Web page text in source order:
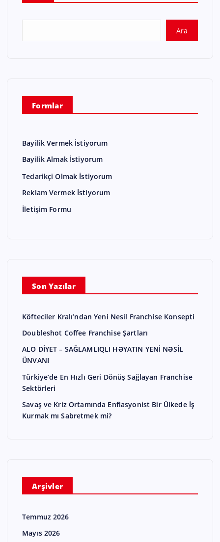
Ara
Formlar
Bayilik Vermek İstiyorum
Bayilik Almak İstiyorum
Tedarikçi Olmak İstiyorum
Reklam Vermek İstiyorum
İletişim Formu
Son Yazılar
Köfteciler Kralı’ndan Yeni Nesil Franchise Konsepti
Doubleshot Coffee Franchise Şartları
ALO DİYET – SAĞLAMLIQLI HƏYATIN YENİ NƏSİL
ÜNVANI
Türkiye’de En Hızlı Geri Dönüş Sağlayan Franchise
Sektörleri
Savaş ve Kriz Ortamında Enflasyonist Bir Ülkede İş
Kurmak mı Sabretmek mi?
Arşivler
Temmuz 2026
Mayıs 2026